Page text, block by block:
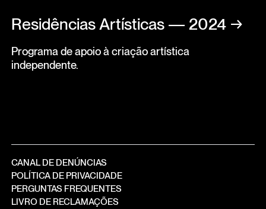
Residências Artísticas — 2024 →
Programa de apoio à criação artística
independente.
CANAL DE DENÚNCIAS
POLÍTICA DE PRIVACIDADE
PERGUNTAS FREQUENTES
LIVRO DE RECLAMAÇÕES